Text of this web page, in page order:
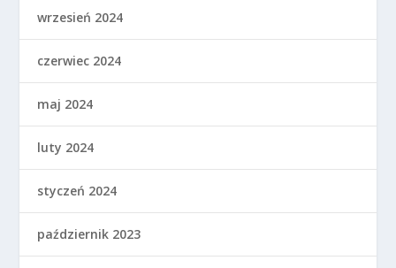
wrzesień 2024
czerwiec 2024
maj 2024
luty 2024
styczeń 2024
październik 2023